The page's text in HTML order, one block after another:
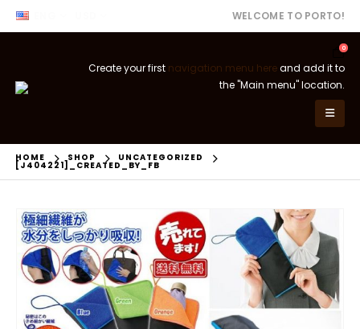
WELCOME TO PORTO!
0
Create your first navigation menu hereand add it to
the "Main menu" location.
HOME SHOP UNCATEGORIZED
[J404221]_CREATED_BY_FB